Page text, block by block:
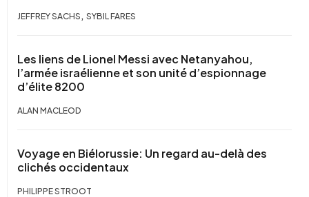
JEFFREY SACHS , SYBIL FARES
Les liens de Lionel Messi avec Netanyahou,
l’armée israélienne et son unité d’espionnage
d’élite 8200
ALAN MACLEOD
Voyage en Biélorussie: Un regard au-delà des
clichés occidentaux
PHILIPPE STROOT